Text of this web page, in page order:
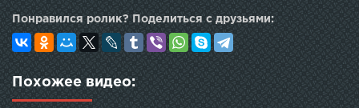
Понравился ролик? Поделиться с друзьями:
Похожее видео: